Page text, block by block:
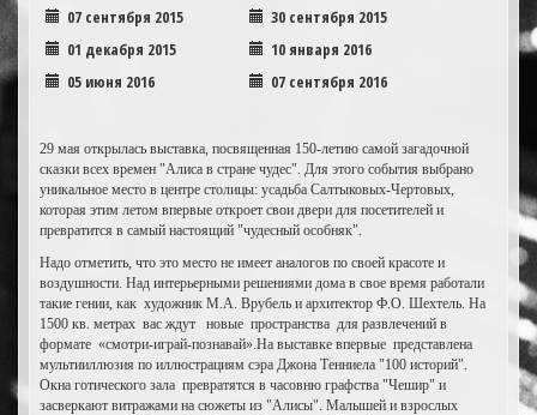
07 сентября 2015
30 сентября 2015
01 декабря 2015
10 января 2016
05 июня 2016
07 сентября 2016
29 мая открылась выставка, посвященная 150-летию самой загадочной
сказки всех времен "Алиса в стране чудес". Для этого события выбрано
уникальное место в центре столицы: усадьба Салтыковых-Чертовых,
которая этим летом впервые откроет свои двери для посетителей и
превратится в самый настоящий "чудесный особняк".
Надо отметить, что это место не имеет аналогов по своей красоте и
воздушности. Над интерьерными решениями дома в свое время работали
такие гении, как художник М.А. Врубель и архитектор Ф.О. Шехтель. На
1500 кв. метрах вас ждут новые пространства для развлечений в
формате «смотри-играй-познавай».На выставке впервые представлена
мультииллюзия по иллюстрациям сэра Джона Тенниела "100 историй".
Окна готического зала превратятся в часовню графства "Чешир" и
засверкают витражами на сюжеты из "Алисы". Малышей и взрослых